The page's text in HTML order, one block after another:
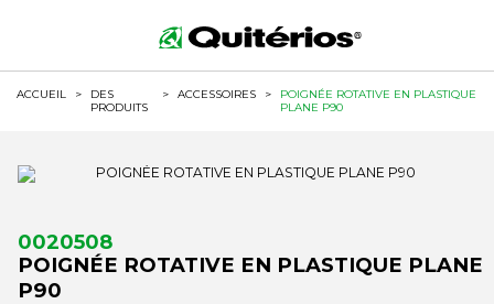
ACCUEIL >
DES
PRODUITS
> ACCESSOIRES >
POIGNÉE ROTATIVE EN PLASTIQUE
PLANE P90
0020508
POIGNÉE ROTATIVE EN PLASTIQUE PLANE
P90